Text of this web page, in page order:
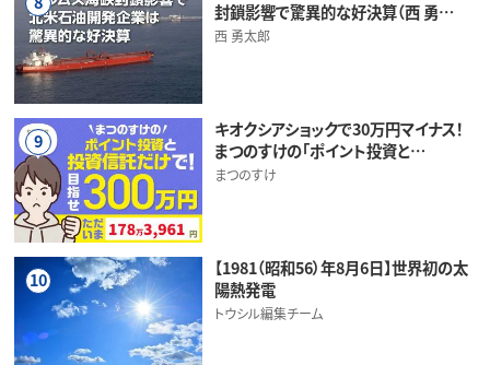
封鎖影響で驚異的な好決算（西 勇…
西 勇太郎
9
キオクシアショックで30万円マイナス！
まつのすけの「ポイント投資と…
まつのすけ
10
【1981（昭和56）年8月6日】世界初の太
陽熱発電
トウシル編集チーム